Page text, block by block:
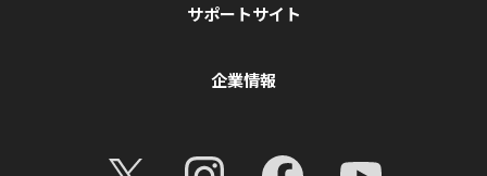
サポートサイト
企業情報